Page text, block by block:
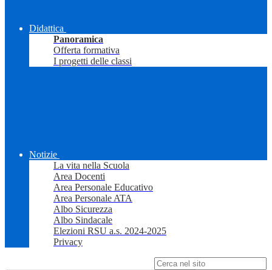
Didattica
Panoramica
Offerta formativa
I progetti delle classi
Notizie
La vita nella Scuola
Area Docenti
Area Personale Educativo
Area Personale ATA
Albo Sicurezza
Albo Sindacale
Elezioni RSU a.s. 2024-2025
Privacy